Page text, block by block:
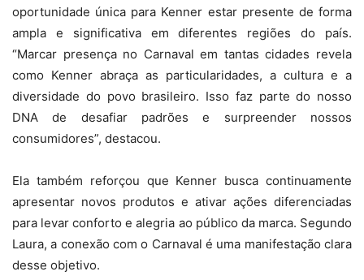
oportunidade única para Kenner estar presente de forma
ampla e significativa em diferentes regiões do país.
“Marcar presença no Carnaval em tantas cidades revela
como Kenner abraça as particularidades, a cultura e a
diversidade do povo brasileiro. Isso faz parte do nosso
DNA de desafiar padrões e surpreender nossos
consumidores”, destacou.
Ela também reforçou que Kenner busca continuamente
apresentar novos produtos e ativar ações diferenciadas
para levar conforto e alegria ao público da marca. Segundo
Laura, a conexão com o Carnaval é uma manifestação clara
desse objetivo.